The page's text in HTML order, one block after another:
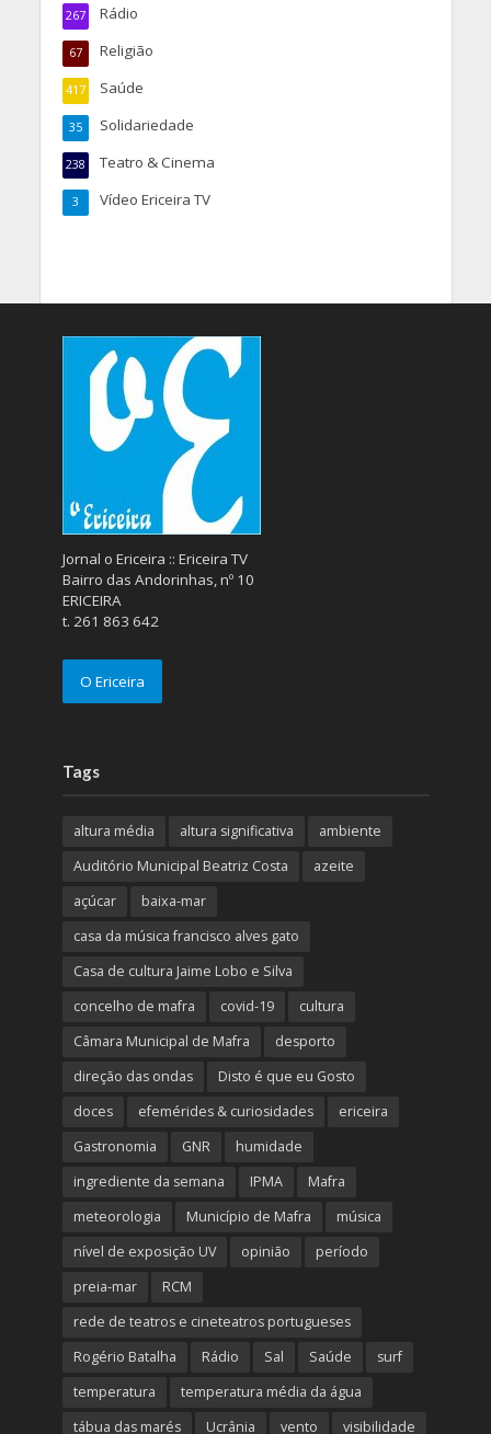
Rádio
267
Religião
67
Saúde
417
Solidariedade
35
Teatro & Cinema
238
Vídeo Ericeira TV
3
Jornal o Ericeira :: Ericeira TV
Bairro das Andorinhas, nº 10
ERICEIRA
t. 261 863 642
O Ericeira
Tags
altura média altura significativa
ambiente
Auditório Municipal Beatriz Costa
azeite
açúcar
baixa-mar
casa da música francisco alves gato
Casa de cultura Jaime Lobo e Silva
concelho de mafra
covid-19
cultura
Câmara Municipal de Mafra
desporto
direção das ondas
Disto é que eu Gosto
doces
efemérides & curiosidades
ericeira
Gastronomia
GNR
humidade
ingrediente da semana
IPMA
Mafra
meteorologia
Município de Mafra
música
nível de exposição UV
opinião
período
preia-mar
RCM
rede de teatros e cineteatros portugueses
Rogério Batalha
Rádio Sal Saúde
surf
temperatura
temperatura média da água
tábua das marés
Ucrânia vento visibilidade